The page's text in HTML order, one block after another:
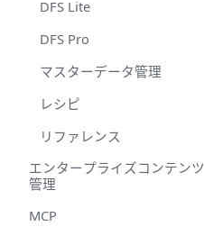
DFS Lite
DFS Pro
マスターデータ管理
レシピ
リファレンス
エンタープライズコンテンツ
管理
MCP